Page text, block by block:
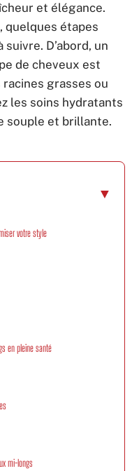
et élégance.
quelques étapes
D’abord, un
de cheveux est
grasses ou
les soins hydratants
souple et brillante.
votre style
en pleine santé
mi-longs